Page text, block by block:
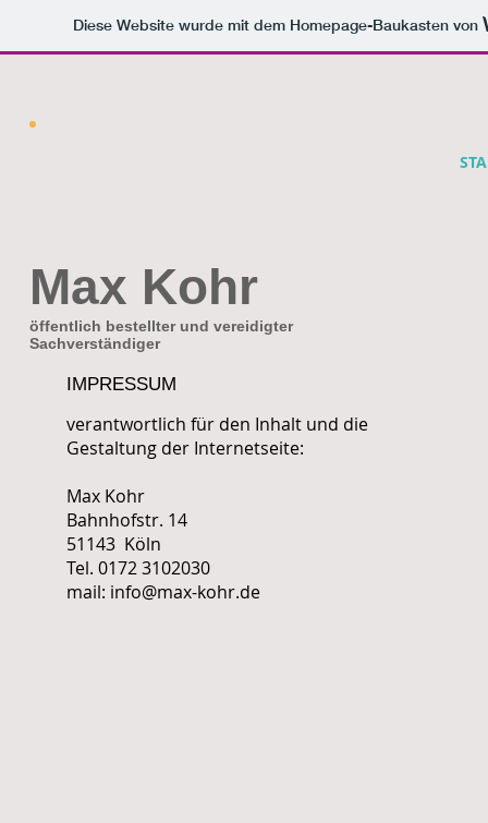
Diese Website wurde mit dem Homepage-Baukasten von
Max Kohr
öffentlich bestellter und vereidigter
Sachverständiger
IMPRESSUM
verantwortlich für den Inhalt und die
Gestaltung der Internetseite:
Max Kohr
Bahnhofstr. 14
51143 Köln
Tel. 0172 3102030
mail: info@max-kohr.de